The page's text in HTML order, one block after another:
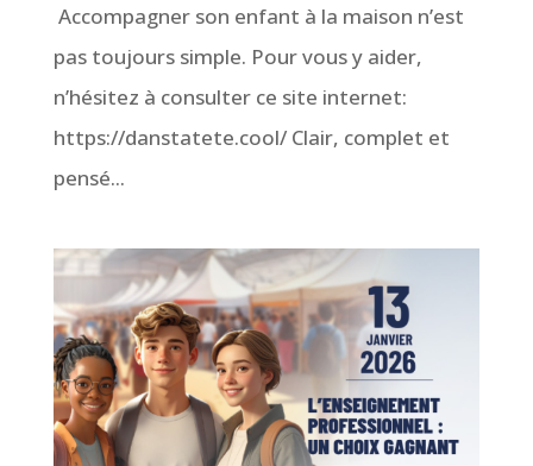
Accompagner son enfant à la maison n’est
pas toujours simple. Pour vous y aider,
n’hésitez à consulter ce site internet:
https://danstatete.cool/ Clair, complet et
pensé...